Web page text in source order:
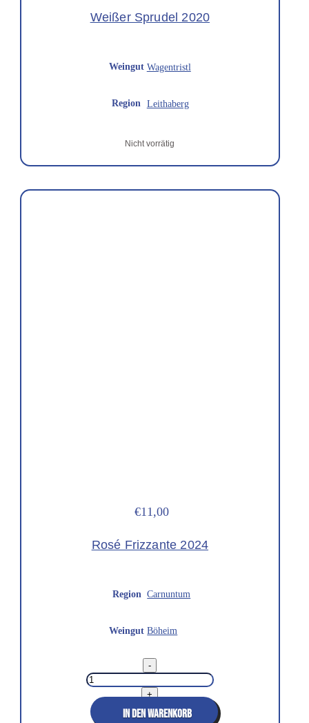
Weißer Sprudel 2020
Weingut Wagentristl
Region Leithaberg
Nicht vorrätig
€11,00
Rosé Frizzante 2024
Region Carnuntum
Weingut Böheim
Rosé
Frizzante
Menge
-
+
IN DEN WARENKORB